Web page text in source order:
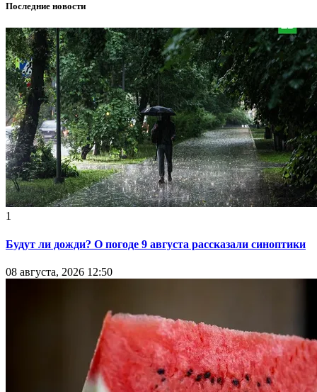
Последние новости
1
Будут ли дожди? О погоде 9 августа рассказали синоптики
08 августа, 2026 12:50